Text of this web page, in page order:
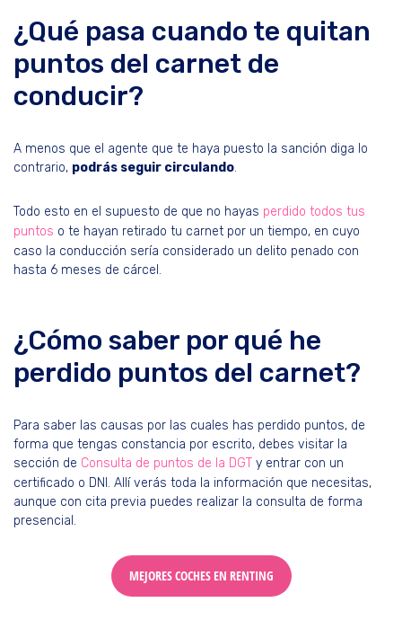
¿Qué pasa cuando te quitan
puntos del carnet de
conducir?
A menos que el agente que te haya puesto la sanción diga lo
contrario, podrás seguir circulando.
Todo esto en el supuesto de que no hayas perdido todos tus
puntos o te hayan retirado tu carnet por un tiempo, en cuyo
caso la conducción sería considerado un delito penado con
hasta 6 meses de cárcel.
¿Cómo saber por qué he
perdido puntos del carnet?
Para saber las causas por las cuales has perdido puntos, de
forma que tengas constancia por escrito, debes visitar la
sección de Consulta de puntos de la DGT y entrar con un
certificado o DNI. Allí verás toda la información que necesitas,
aunque con cita previa puedes realizar la consulta de forma
presencial.
MEJORES COCHES EN RENTING